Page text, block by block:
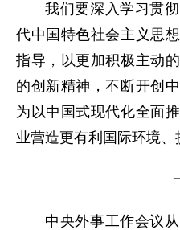
我们要深入学习贯
代中国特色社会主义思
指导，以更加积极主动
的创新精神，不断开创
为以中国式现代化全面
业营造更有利国际环境、
中央外事工作会议